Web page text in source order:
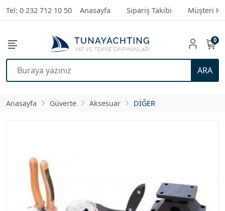
Tel: 0 232 712 10 50 Anasayfa Sipariş Takibi Müşteri
ARA
0
Anasayfa Güverte Aksesuar DİĞER